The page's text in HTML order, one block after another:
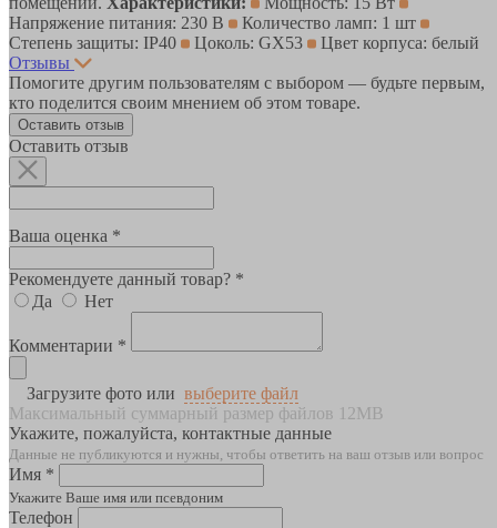
Напряжение питания: 230 В
Количество ламп: 1 шт
Степень защиты: IP40
Цоколь: GX53
Цвет корпуса: белый
Отзывы
Помогите другим пользователям с выбором — будьте первым,
кто поделится своим мнением об этом товаре.
Оставить отзыв
Оставить отзыв
Ваша оценка *
Рекомендуете данный товар? *
Да
Нет
Комментарии *
Загрузите фото или выберите файл
Максимальный суммарный размер файлов 12MB
Укажите, пожалуйста, контактные данные
Данные не публикуются и нужны, чтобы ответить на ваш отзыв или вопрос
Имя *
Укажите Ваше имя или псевдоним
Телефон